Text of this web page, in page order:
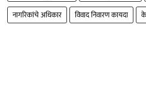
नागरिकांचे अधिकार
विवाद निवारण कायदा